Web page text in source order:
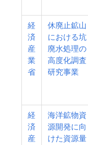
経
済
産
業
省
休廃止鉱山
における坑
廃水処理の
高度化調査
研究事業
経
済
産
海洋鉱物資
源開発に向
けた資源量